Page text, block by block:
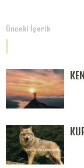
Önceki İçerik